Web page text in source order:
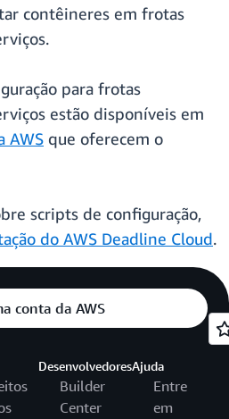
contêineres em frotas
para frotas
estão disponíveis em
AWS que oferecem o
scripts de configuração,
do AWS Deadline Cloud.
conta da AWS
Desenvolvedores
Builder
Center
Ajuda
Entre
em